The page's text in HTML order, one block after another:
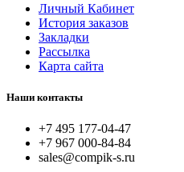
Личный Кабинет
История заказов
Закладки
Рассылка
Карта сайта
Наши контакты
+7 495 177-04-47
+7 967 000-84-84
sales@compik-s.ru